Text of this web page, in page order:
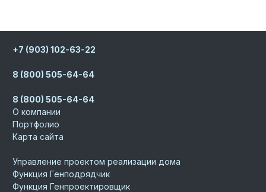
+7 (903) 102-63-22
8 (800) 505-64-64
8 (800) 505-64-64
О компании
Портфолио
Карта сайта
Управление проектом реализации дома
Функция Генподрядчик
Функция Генпроектировщик